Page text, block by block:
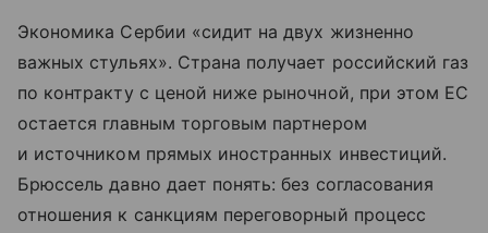
Экономика Сербии «сидит на двух жизненно
важных стульях». Страна получает российский газ
по контракту с ценой ниже рыночной, при этом ЕС
остается главным торговым партнером
и источником прямых иностранных инвестиций.
Брюссель давно дает понять: без согласования
отношения к санкциям переговорный процесс